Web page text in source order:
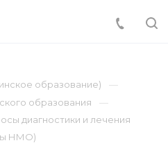
образование)
образования
диагностики и лечения
НМО)